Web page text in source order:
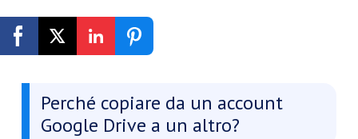
Registrati Gratis
Perché copiare da un account
Google Drive a un altro?